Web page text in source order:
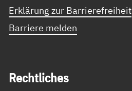
Erklärung zur Barrierefreiheit
Barriere melden
Recht­li­ches